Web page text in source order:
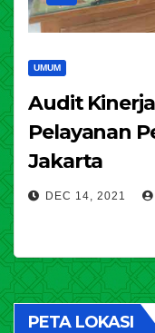
UMUM
Audit
Pelayanan
Jakarta
DEC 14, 2021
PETA LOKASI